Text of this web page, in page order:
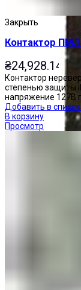
Закрыть
Контактор
₴24,928.14
Контактор
степенью защиты
напряжение 127В
Добавить в
В корзину
Просмотр